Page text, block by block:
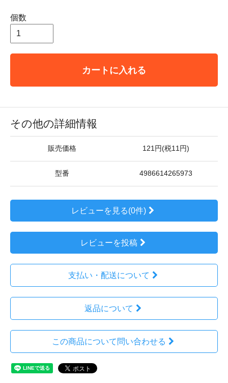
個数
カートに入れる
その他の詳細情報
販売価格 121円(税11円)
型番 4986614265973
レビューを見る(0件)
レビューを投稿
支払い・配送について
返品について
この商品について問い合わせる